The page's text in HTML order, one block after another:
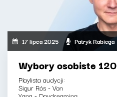
17 lipca 2025 Patryk Rabiega
Wybory osobiste 120
Playlista audycji:
Sigur Rós - Von